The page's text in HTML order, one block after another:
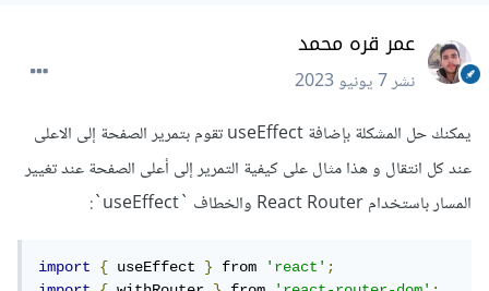
عمر قره محمد
نشر7 يونيو 2023
يمكنك حل المشكلة بإضافة useEffect تقوم بتمرير الصفحة إلى الاعلى
عند كل انتقال و هذا مثال على كيفية التمرير إلى أعلى الصفحة عند تغيير
المسار باستخدام React Router والخطاف `useEffect`:
import { useEffect } from 'react';